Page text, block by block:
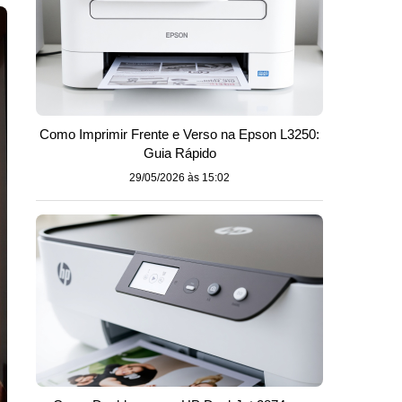
Como Imprimir Frente e Verso na Epson L3250:
Guia Rápido
29/05/2026 às 15:02